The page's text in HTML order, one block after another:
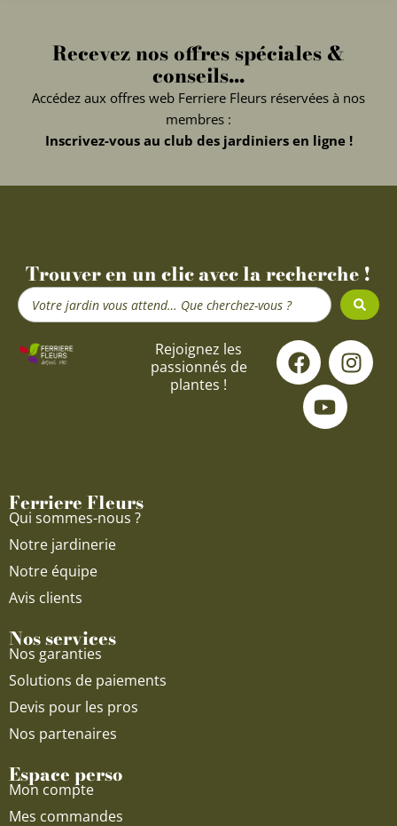
Recevez nos offres spéciales &
conseils...
Accédez aux offres web Ferriere Fleurs réservées à nos
membres :
Inscrivez-vous au club des jardiniers en ligne !
Trouver en un clic avec la recherche !
Search
...
Rejoignez les
passionnés de
plantes !
F
a
c
e
I
n
s
Y
o
u
t
u
Ferriere Fleurs
Qui sommes-nous ?
Notre jardinerie
Notre équipe
Avis clients
Nos services
Nos garanties
Solutions de paiements
Devis pour les pros
Nos partenaires
Espace perso
Mon compte
Mes commandes